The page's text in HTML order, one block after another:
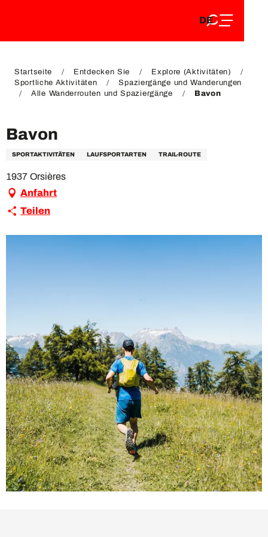
EN
DE
FR
Startseite Entdecken Sie
Explore (Aktivitäten)
Sportliche Aktivitäten
Spaziergänge und Wanderungen
Alle Wanderrouten und Spaziergänge
Bavon
Bavon
SPORTAKTIVITÄTEN LAUFSPORTARTEN TRAIL-ROUTE
1937 Orsières
Anfahrt
Teilen